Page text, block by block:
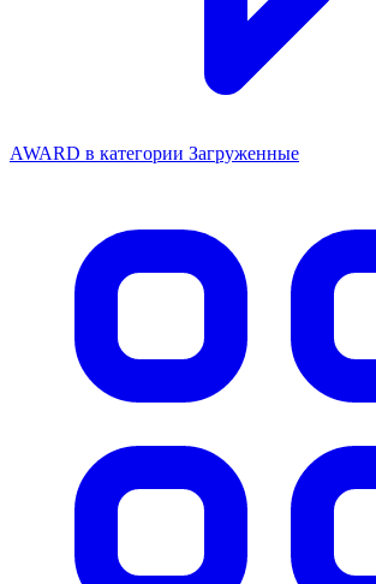
AWARD в категории Загруженные